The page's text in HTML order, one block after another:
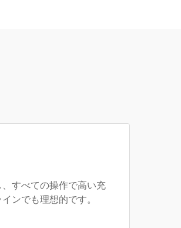
すべての操作で高い充
ンでも理想的です。